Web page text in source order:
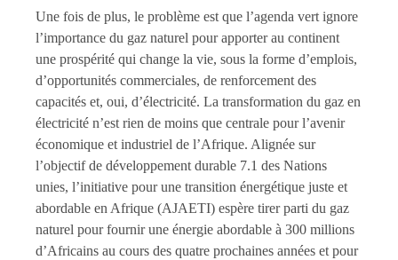
Une fois de plus, le problème est que l’agenda vert ignore
l’importance du gaz naturel pour apporter au continent
une prospérité qui change la vie, sous la forme d’emplois,
d’opportunités commerciales, de renforcement des
capacités et, oui, d’électricité. La transformation du gaz en
électricité n’est rien de moins que centrale pour l’avenir
économique et industriel de l’Afrique. Alignée sur
l’objectif de développement durable 7.1 des Nations
unies, l’initiative pour une transition énergétique juste et
abordable en Afrique (AJAETI) espère tirer parti du gaz
naturel pour fournir une énergie abordable à 300 millions
d’Africains au cours des quatre prochaines années et pour